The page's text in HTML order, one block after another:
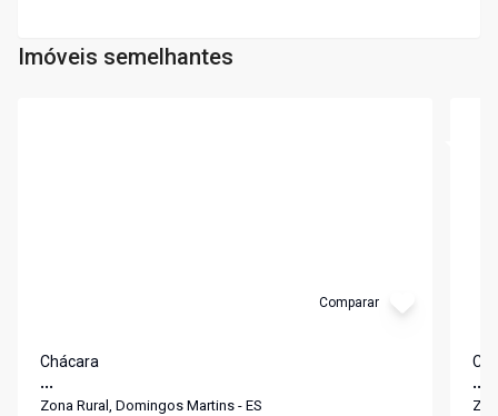
Imóveis semelhantes
Comparar
Chácara
...
Zona Rural, Domingos Martins - ES
...